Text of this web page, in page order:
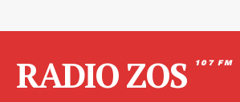
RADIO ZOS 107 FM